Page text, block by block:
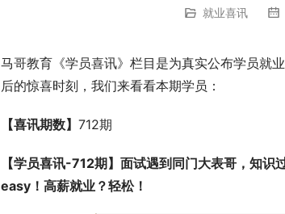
就业喜讯
马哥教育《学员喜讯》栏目是为真实公布学员就
后的惊喜时刻，我们来看看本期学员：
【喜讯期数】 712期
【学员喜讯-712期】面试遇到同门大表哥，知
easy！高薪就业？轻松！